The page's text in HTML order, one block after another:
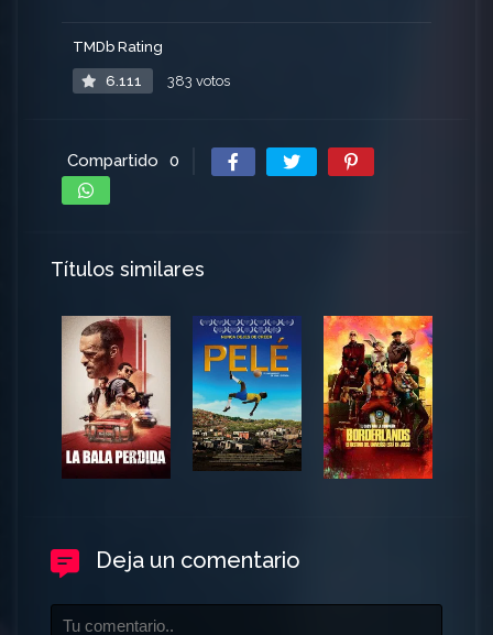
TMDb Rating
6.111 383 votos
Compartido 0
Títulos similares
Deja un comentario